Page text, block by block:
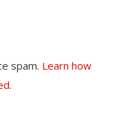
spam. Learn how